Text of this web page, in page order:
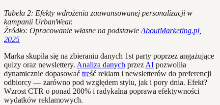
Tabela 2: Efekty wdrożenia zaawansowanej personalizacji w
kampanii UrbanWear.
Źródło: Opracowanie własne na podstawie AboutMarketing.pl,
2025
Marka skupiła się na zbieraniu danych 1st party poprzez angażujące
quizy oraz newslettery. Analiza danych przez AI pozwoliła
dynamicznie dopasować treść reklam i newsletterów do preferencji
odbiorcy — zarówno pod względem stylu, jak i pory dnia. Efekt?
Wzrost CTR o ponad 200% i radykalna poprawa efektywności
wydatków reklamowych.